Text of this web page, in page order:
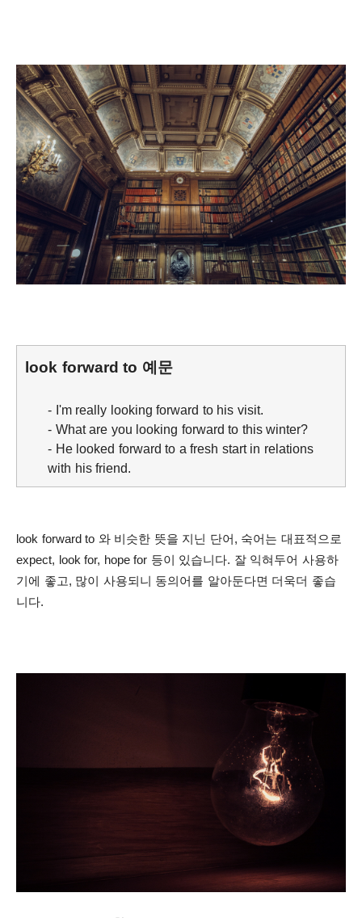
look forward to 예문
- I'm rea lly looking forward to his visit.
- What are you looking forward to this winter?
- He looked forward to a fresh start in relations
with his friend.
look forward to 와 비슷한 뜻을 지닌 단어, 숙어는 대표적으로
expect, look for, hope for 등이 있습니다. 잘 익혀두어 사용하
기에 좋고, 많이 사용되니 동의어를 알아둔다면 더욱더 좋습
니다.